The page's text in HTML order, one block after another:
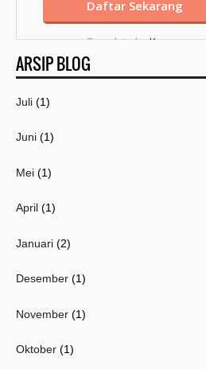
Template byKang
Mousir
ARSIP BLOG
Juli (1)
Juni (1)
Mei (1)
April (1)
Januari (2)
Desember (1)
November (1)
Oktober (1)